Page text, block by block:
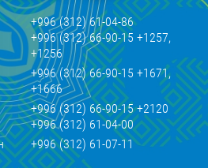
+996 (312) 61-04-86
+996 (312) 66-90-15 +1257,
+1256
+996 (312) 66-90-15 +1671,
+1666
+996 (312) 66-90-15 +2120
+996 (312) 61-04-00
+996 (312) 61-07-11